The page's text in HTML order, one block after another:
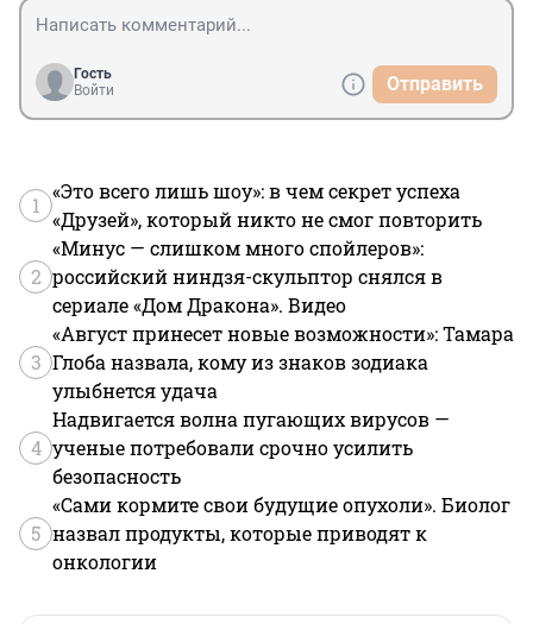
Гость
Войти
Отправить
1
«Это всего лишь шоу»: в чем секрет успеха
«Друзей», который никто не смог повторить
2
«Минус — слишком много спойлеров»:
российский ниндзя-скульптор снялся в
сериале «Дом Дракона». Видео
3
«Август принесет новые возможности»: Тамара
Глоба назвала, кому из знаков зодиака
улыбнется удача
4
Надвигается волна пугающих вирусов —
ученые потребовали срочно усилить
безопасность
5
«Сами кормите свои будущие опухоли». Биолог
назвал продукты, которые приводят к
онкологии